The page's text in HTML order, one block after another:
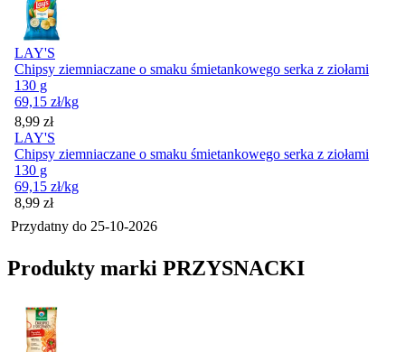
LAY'S
Chipsy ziemniaczane o smaku śmietankowego serka z ziołami
130 g
69,15 zł/kg
Cena
8,99 zł
LAY'S
Chipsy ziemniaczane o smaku śmietankowego serka z ziołami
130 g
69,15 zł/kg
Cena
8,99 zł
Przydatny do 25-10-2026
Produkty marki PRZYSNACKI